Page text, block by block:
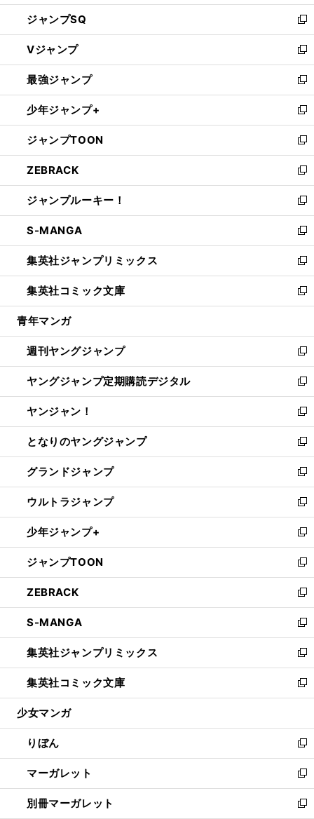
し
い
ウ
ィ
ン
ド
ウ
で
開
く
ジャンプSQ
新
し
い
ウ
ィ
ン
ド
ウ
で
開
く
Vジャンプ
新
し
い
ウ
ィ
ン
ド
ウ
で
開
く
最強ジャンプ
新
し
い
ウ
ィ
ン
ド
ウ
で
開
く
少年ジャンプ+
新
し
い
ウ
ィ
ン
ド
ウ
で
開
く
ジャンプTOON
新
し
い
ウ
ィ
ン
ド
ウ
で
開
く
ZEBRACK
新
し
い
ウ
ィ
ン
ド
ウ
で
開
ジャンプルーキー！
新
し
い
ウ
ィ
ン
ド
ウ
開
く
S-MANGA
新
し
い
ウ
ィ
ン
ウ
で
開
く
集英社ジャンプリミックス
新
し
い
ウ
ン
ド
ウ
で
開
く
集英社コミック文庫
新
し
ウ
ィ
ン
ド
ウ
で
開
く
青年マンガ
週刊ヤングジャンプ
新
し
い
ウ
ィ
ン
ド
ウ
で
開
く
ヤングジャンプ定期購読デジタル
新
し
い
ウ
ィ
ン
ド
ウ
で
開
く
ヤンジャン！
新
し
い
ウ
ィ
ン
ド
ウ
で
開
く
となりのヤングジャンプ
新
し
い
ウ
ィ
ン
ド
ウ
で
開
く
グランドジャンプ
新
し
い
ウ
ィ
ン
ド
ウ
で
開
く
ウルトラジャンプ
新
し
い
ウ
ィ
ン
ド
ウ
で
開
く
少年ジャンプ+
新
し
い
ウ
ィ
ン
ド
ウ
で
開
く
ジャンプTOON
新
し
い
ウ
ィ
ン
ド
ウ
で
開
ZEBRACK
新
し
い
ウ
ィ
ン
ド
ウ
開
く
S-MANGA
新
し
い
ウ
ィ
ン
ウ
で
開
く
集英社ジャンプリミックス
新
し
い
ウ
ン
ド
ウ
で
開
く
集英社コミック文庫
新
し
ウ
ィ
ン
ド
ウ
で
少女マンガ
りぼん
新
し
い
ウ
ィ
マーガレット
新
し
い
別冊マーガレット
新